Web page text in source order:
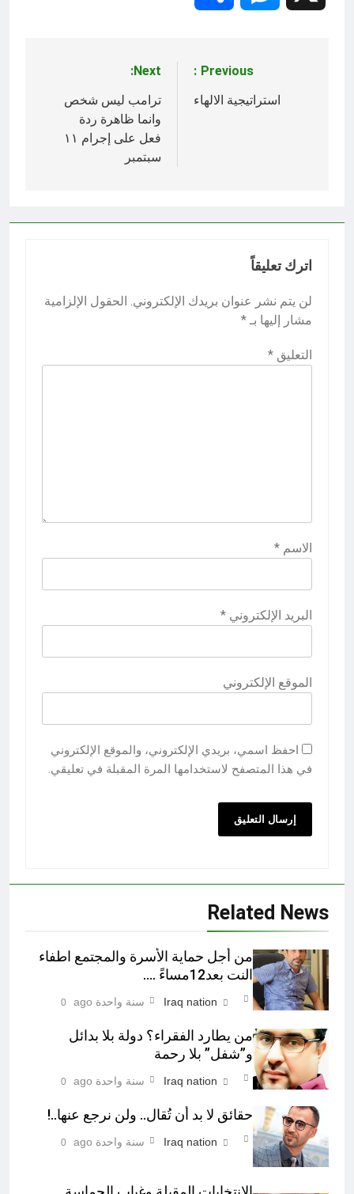
المقالات
Previous:
استراتيجية الالهاء
Next:
ترامب ليس شخص
وانما ظاهرة ردة
فعل على إجرام ١١
سبتمبر
اترك تعليقاً
لن يتم نشر عنوان بريدك الإلكتروني. الحقول الإلزامية
مشار إليها بـ *
التعليق *
الاسم *
البريد الإلكتروني *
الموقع الإلكتروني
احفظ اسمي، بريدي الإلكتروني، والموقع الإلكتروني
في هذا المتصفح لاستخدامها المرة المقبلة في تعليقي.
Related News
من أجل حماية الأسرة والمجتمع اطفاء
النت بعد12مساءً ….
Iraq nation سنة واحدة ago 0
من يطارد الفقراء؟ دولة بلا بدائل
و”شفل” بلا رحمة
Iraq nation سنة واحدة ago 0
حقائق لا بد أن تُقال.. ولن نرجع عنها..!
Iraq nation سنة واحدة ago 0